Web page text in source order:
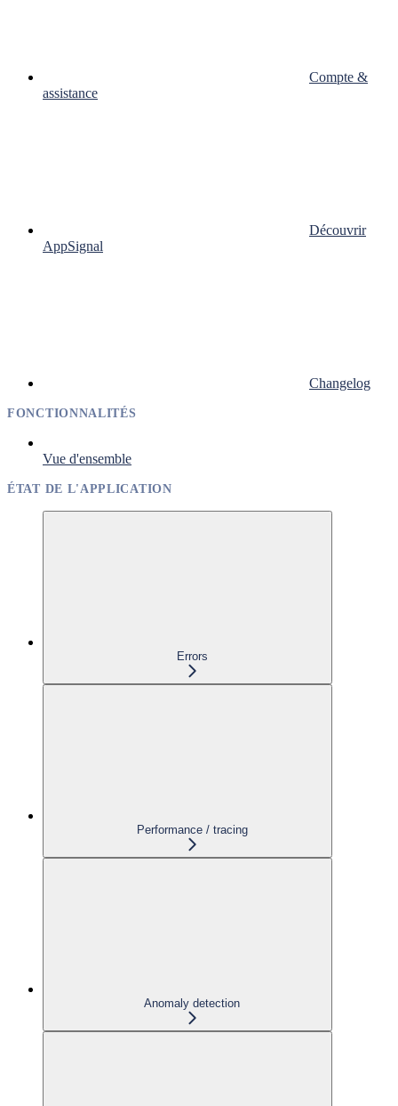
Compte &
assistance
Découvrir
AppSignal
Changelog
FONCTIONNALITÉS
Vue d'ensemble
ÉTAT DE L'APPLICATION
Errors
Performance / tracing
Anomaly detection